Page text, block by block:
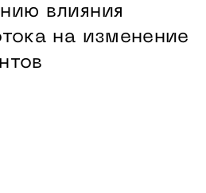
влияния
на изменение